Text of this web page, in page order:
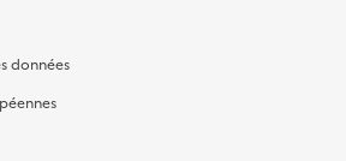
données